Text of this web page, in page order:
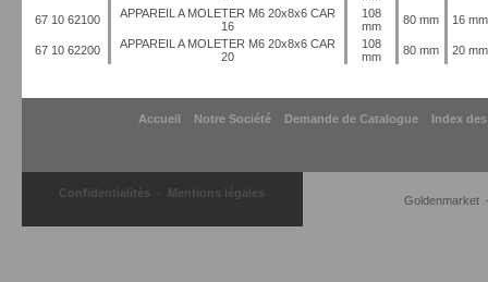
Goldenmarket
67 10 62100
APPAREIL A MOLETER M6 20x8x6 CAR
16
108
mm
80 mm 16 mm
67 10 62200
APPAREIL A MOLETER M6 20x8x6 CAR
20
108
mm
80 mm 20 mm
Accueil Notre Société Demande de Catalogue Index
Confidentialités Mentions légales